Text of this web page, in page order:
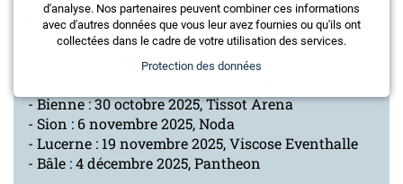
Feller Innovation Days 2025 – en bref
- Bienne : 30 octobre 2025, Tissot Arena
- Sion : 6 novembre 2025, Noda
- Lucerne : 19 novembre 2025, Viscose Eventhalle
- Bâle : 4 décembre 2025, Pantheon
d'analyse. Nos partenaires peuvent combiner ces informations
avec d'autres données que vous leur avez fournies ou qu'ils ont
collectées dans le cadre de votre utilisation des services.
Protection des données